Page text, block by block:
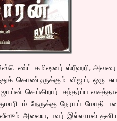
கமிஷனர் ஸ்ரீஹரி,
கொண்டிருக்கும் விஜய், ஒரு
ஜாய்ன் செய்கிறார். சந்தர்ப்ப
நேருக்கு நேராய் மோதி
அலைய, பவர் இல்லாமல்